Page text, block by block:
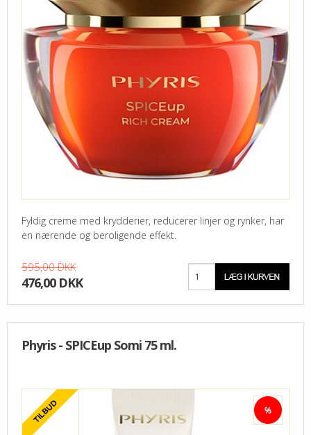
Fyldig creme med krydderier, reducerer linjer og rynker, har
en nærende og beroligende effekt.
595,00 DKK
476,00 DKK
Phyris - SPICEup Somi 75 ml.